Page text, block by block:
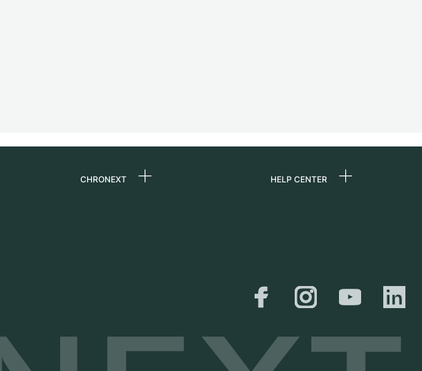
CHRONEXT HELP CENTER
Versand &
Rückgaberecht